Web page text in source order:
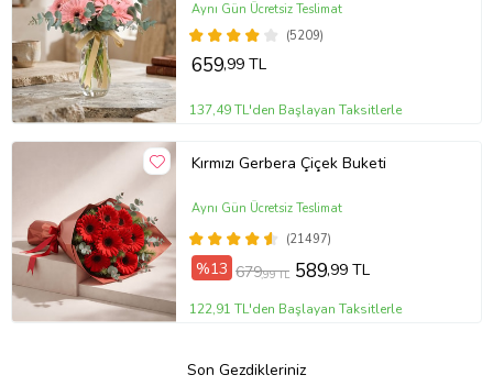
(5209)
Aynı Gün Ücretsiz Teslimat
659,99 TL
137,49 TL'den Başlayan Taksitlerle
Kırmızı Gerbera Çiçek Buketi
(21497)
Aynı Gün Ücretsiz Teslimat
%13 679,99 TL 589,99 TL
122,91 TL'den Başlayan Taksitlerle
Son Gezdikleriniz